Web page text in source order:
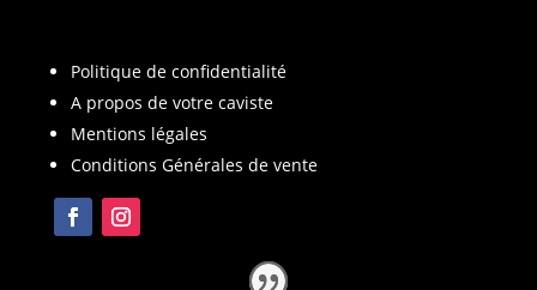
Politique de confidentialité
A propos de votre caviste
Mentions légales
Conditions Générales de vente